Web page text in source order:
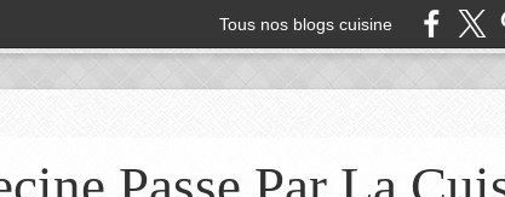
Tous nos blogs cuisine